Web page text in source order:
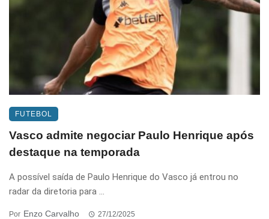
FUTEBOL
Vasco admite negociar Paulo Henrique após
destaque na temporada
A possível saída de Paulo Henrique do Vasco já entrou no
radar da diretoria para ...
Por Enzo Carvalho 27/12/2025